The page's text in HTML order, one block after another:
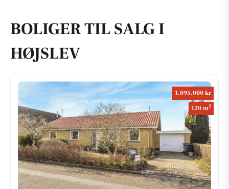
BOLIGER TIL SALG I
HØJSLEV
1.095.000 kr
120 m2